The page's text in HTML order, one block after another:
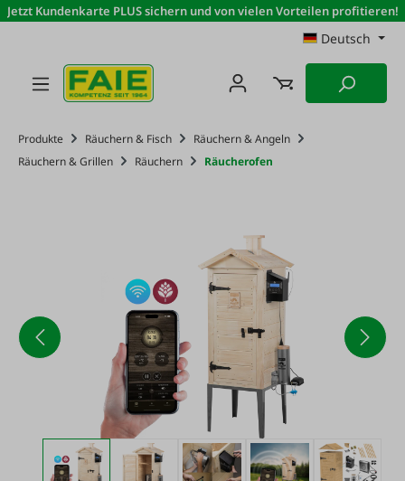
Zum Hauptinhalt springen
Jetzt Kundenkarte PLUS sichern und von vielen Vorteilen profitieren!
Deutsch
Produkte Räuchern & Fisch
Räuchern & Angeln
Räuchern & Grillen
Räuchern Räucherofen